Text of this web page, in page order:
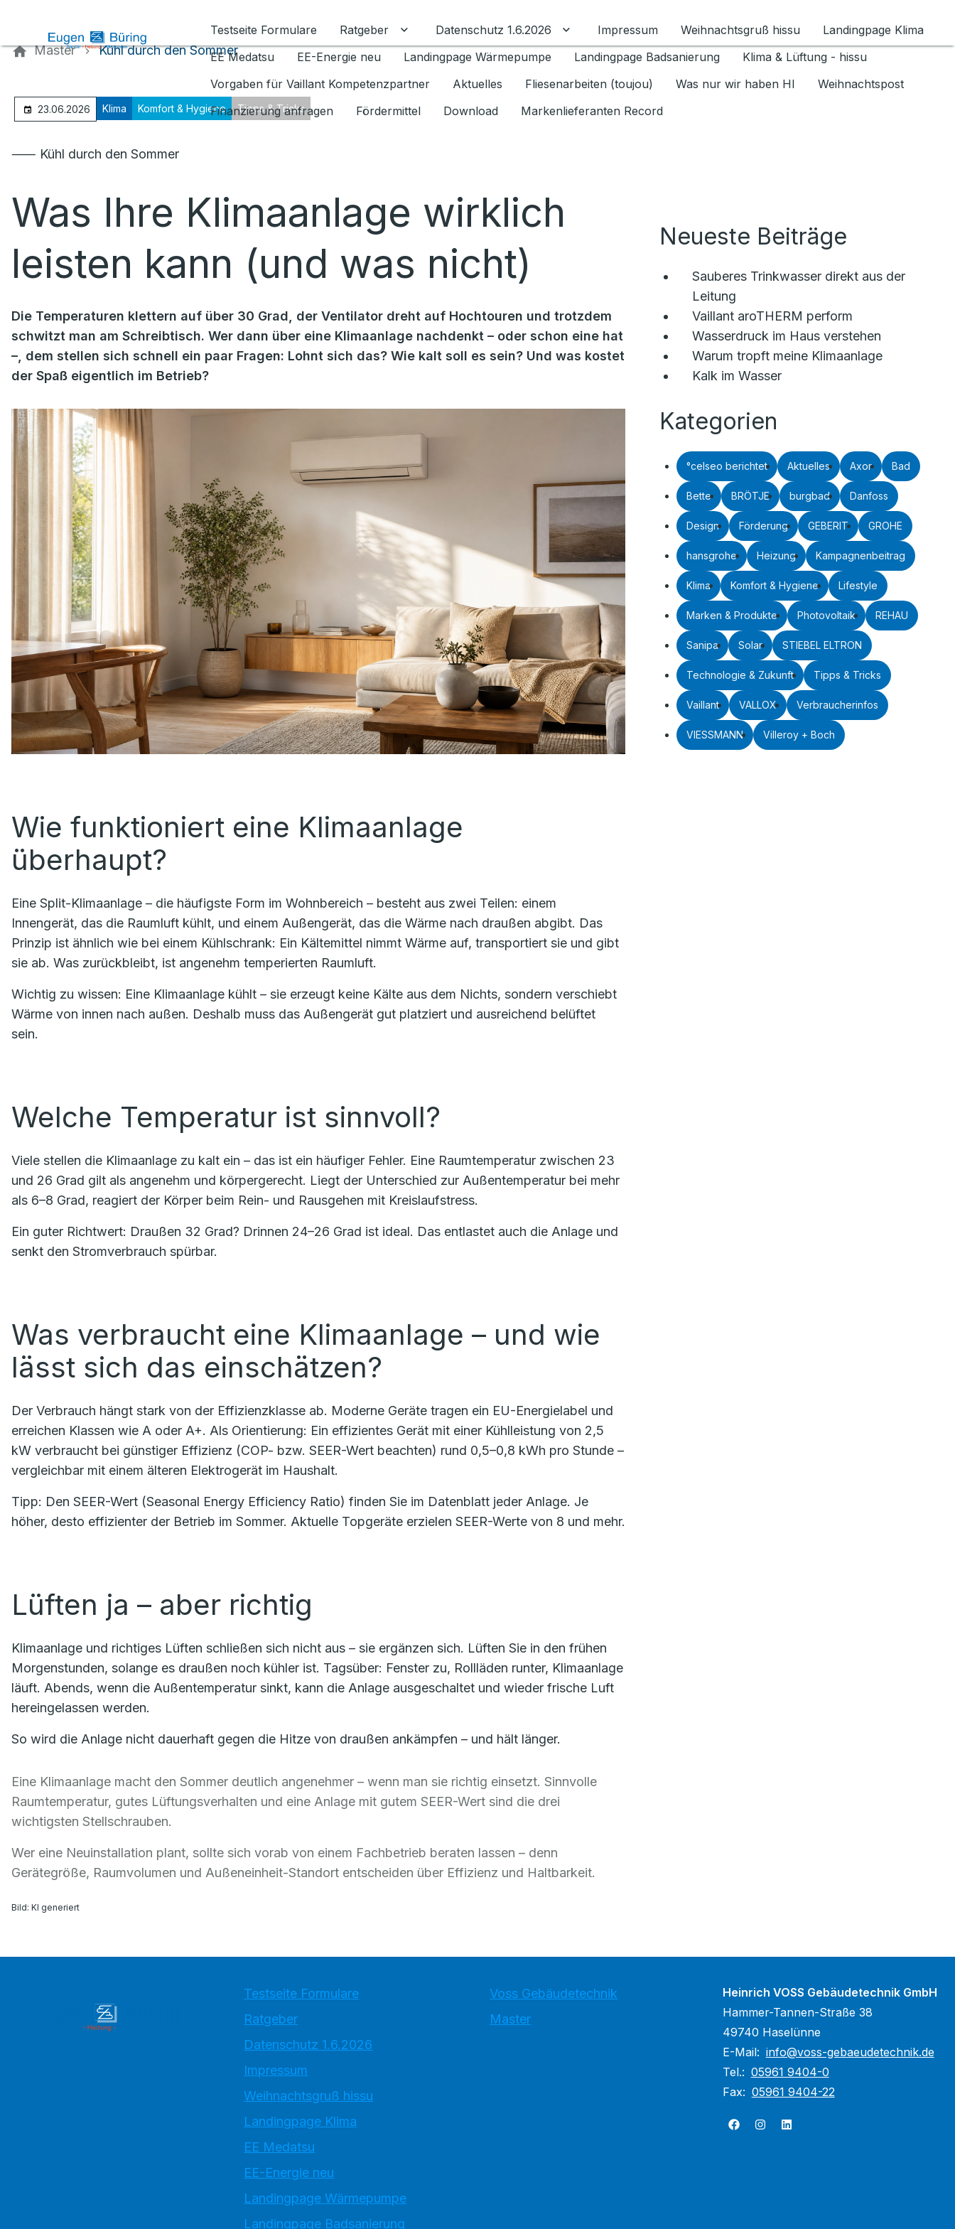
Testseite Formulare
Ratgeber Untermenü für Ratgeber umschalten
Datenschutz 1.6.2026 Untermenü für Datenschutz 1.6.2026 umschalten
Impressum Weihnachtsgruß hissu
Landingpage Klima
EE Medatsu
EE-Energie neu Landingpage Wärmepumpe Landingpage Badsanierung
Klima & Lüftung - hissu
Vorgaben für Vaillant Kompetenzpartner
Aktuelles Fliesenarbeiten (toujou) Was nur wir haben HI
Weihnachtspost
Finanzierung anfragen
Fördermittel Download Markenlieferanten Record
Master Kühl durch den Sommer
23.06.2026 Klima Komfort & Hygiene Tipps & Tricks
⸺ Kühl durch den Sommer
Was Ihre Klimaanlage wirklich
leisten kann (und was nicht)
Die Temperaturen klettern auf über 30 Grad, der Ventilator dreht auf Hochtouren und trotzdem
schwitzt man am Schreibtisch. Wer dann über eine Klimaanlage nachdenkt – oder schon eine hat
–, dem stellen sich schnell ein paar Fragen: Lohnt sich das? Wie kalt soll es sein? Und was kostet
der Spaß eigentlich im Betrieb?
Wie funktioniert eine Klimaanlage
überhaupt?
Eine Split-Klimaanlage – die häufigste Form im Wohnbereich – besteht aus zwei Teilen: einem
Innengerät, das die Raumluft kühlt, und einem Außengerät, das die Wärme nach draußen abgibt. Das
Prinzip ist ähnlich wie bei einem Kühlschrank: Ein Kältemittel nimmt Wärme auf, transportiert sie und gibt
sie ab. Was zurückbleibt, ist angenehm temperierten Raumluft.
Wichtig zu wissen: Eine Klimaanlage kühlt – sie erzeugt keine Kälte aus dem Nichts, sondern verschiebt
Wärme von innen nach außen. Deshalb muss das Außengerät gut platziert und ausreichend belüftet
sein.
Welche Temperatur ist sinnvoll?
Viele stellen die Klimaanlage zu kalt ein – das ist ein häufiger Fehler. Eine Raumtemperatur zwischen 23
und 26 Grad gilt als angenehm und körpergerecht. Liegt der Unterschied zur Außentemperatur bei mehr
als 6–8 Grad, reagiert der Körper beim Rein- und Rausgehen mit Kreislaufstress.
Ein guter Richtwert: Draußen 32 Grad? Drinnen 24–26 Grad ist ideal. Das entlastet auch die Anlage und
senkt den Stromverbrauch spürbar.
Was verbraucht eine Klimaanlage – und wie
lässt sich das einschätzen?
Der Verbrauch hängt stark von der Effizienzklasse ab. Moderne Geräte tragen ein EU-Energielabel und
erreichen Klassen wie A oder A+. Als Orientierung: Ein effizientes Gerät mit einer Kühlleistung von 2,5
kW verbraucht bei günstiger Effizienz (COP- bzw. SEER-Wert beachten) rund 0,5–0,8 kWh pro Stunde –
vergleichbar mit einem älteren Elektrogerät im Haushalt.
Tipp: Den SEER-Wert (Seasonal Energy Efficiency Ratio) finden Sie im Datenblatt jeder Anlage. Je
höher, desto effizienter der Betrieb im Sommer. Aktuelle Topgeräte erzielen SEER-Werte von 8 und mehr.
Lüften ja – aber richtig
Klimaanlage und richtiges Lüften schließen sich nicht aus – sie ergänzen sich. Lüften Sie in den frühen
Morgenstunden, solange es draußen noch kühler ist. Tagsüber: Fenster zu, Rollläden runter, Klimaanlage
läuft. Abends, wenn die Außentemperatur sinkt, kann die Anlage ausgeschaltet und wieder frische Luft
hereingelassen werden.
So wird die Anlage nicht dauerhaft gegen die Hitze von draußen ankämpfen – und hält länger.
Eine Klimaanlage macht den Sommer deutlich angenehmer – wenn man sie richtig einsetzt. Sinnvolle
Raumtemperatur, gutes Lüftungsverhalten und eine Anlage mit gutem SEER-Wert sind die drei
wichtigsten Stellschrauben.
Wer eine Neuinstallation plant, sollte sich vorab von einem Fachbetrieb beraten lassen – denn
Gerätegröße, Raumvolumen und Außeneinheit-Standort entscheiden über Effizienz und Haltbarkeit.
Bild: KI generiert
Neueste Beiträge
Sauberes Trinkwasser direkt aus der
Leitung
Vaillant aroTHERM perform
Wasserdruck im Haus verstehen
Warum tropft meine Klimaanlage
Kalk im Wasser
Kategorien
°celseo berichtet Aktuelles Axor Bad
Bette BRÖTJE burgbad Danfoss
Design Förderung GEBERIT GROHE
hansgrohe Heizung Kampagnenbeitrag
Klima Komfort & Hygiene Lifestyle
Marken & Produkte Photovoltaik REHAU
Sanipa Solar STIEBEL ELTRON
Technologie & Zukunft Tipps & Tricks
Vaillant VALLOX Verbraucherinfos
VIESSMANN Villeroy + Boch
Testseite Formulare
Ratgeber
Datenschutz 1.6.2026
Impressum
Weihnachtsgruß hissu
Landingpage Klima
EE Medatsu
EE-Energie neu
Landingpage Wärmepumpe
Landingpage Badsanierung
Voss Gebäudetechnik
Master
Heinrich VOSS Gebäudetechnik GmbH
Hammer-Tannen-Straße 38
49740 Haselünne
E-Mail: info@voss-gebaeudetechnik.de
Tel.: 05961 9404-0
Fax: 05961 9404-22